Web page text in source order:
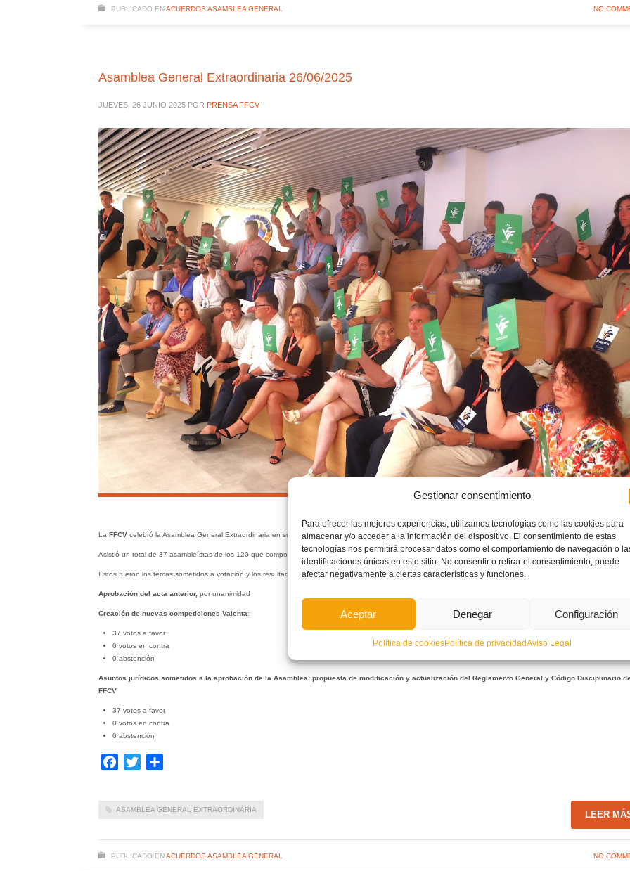
Gestionar consentimiento
Para ofrecer las mejores experiencias, utilizamos tecnologías como las cookies para
almacenar y/o acceder a la información del dispositivo. El consentimiento de estas
tecnologías nos permitirá procesar datos como el comportamiento de navegación o
identificaciones únicas en este sitio. No consentir o retirar el consentimiento, puede
afectar negativamente a ciertas características y funciones.
Aceptar Denegar Configuración
Política de cookiesPolítica de privacidadAviso Legal
PUBLICADO EN ACUERDOS ASAMBLEA GENERAL NO
Asamblea General Extraordinaria 26/06/2025
JUEVES, 26 JUNIO 2025 POR PRENSA FFCV
La FFCVcelebró la Asamblea General Extraordinaria en su sede enValènciael jueves 26 de junio de 2025.
Asistió un total de 37 asambleístas de los 120 que componen la Asamblea.
Estos fueron los temas sometidos a votación y los resultados de las votaciones de los asambleístas:
Aprobación del acta anterior, por unanimidad
Creación de nuevas competiciones Valenta:
37 votos a favor
0 votos en contra
0 abstención
Asuntos jurídicos sometidos a la aprobación de la Asamblea: propuesta de modificación y actualización del Reglamento General y Código Disciplinario
FFCV
37 votos a favor
0 votos en contra
0 abstención
Facebook
Twitter
ASAMBLEA GENERAL EXTRAORDINARIA LEER
PUBLICADO EN ACUERDOS ASAMBLEA GENERAL NO